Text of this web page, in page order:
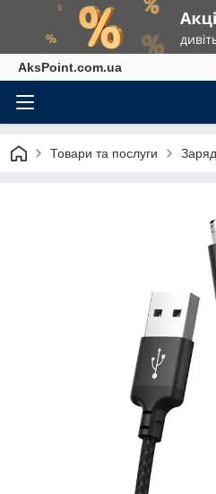
AksPoint.com.ua
Товари та послуги